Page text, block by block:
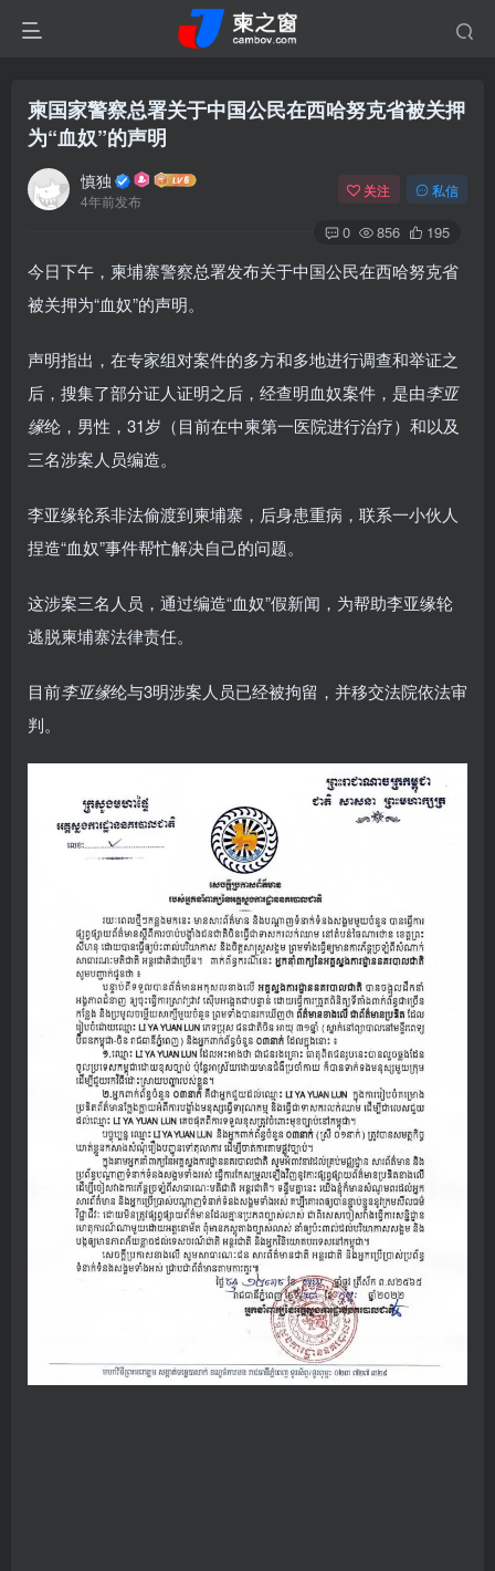
柬国家警察总署关于中国公民在西哈努克省被关押
为“血奴”的声明
慎独
4年前发布
关注 私信
0 856 195
今日下午，柬埔寨警察总署发布关于中国公民在西哈努克省
被关押为“血奴”的声明。
声明指出，在专家组对案件的多方和多地进行调查和举证之
后，搜集了部分证人证明之后，经查明血奴案件，是由李亚
缘纶，男性，31岁（目前在中柬第一医院进行治疗）和以及
三名涉案人员编造。
李亚缘轮系非法偷渡到柬埔寨，后身患重病，联系一小伙人
捏造“血奴”事件帮忙解决自己的问题。
这涉案三名人员，通过编造“血奴”假新闻，为帮助李亚缘轮
逃脱柬埔寨法律责任。
目前李亚缘纶与3明涉案人员已经被拘留，并移交法院依法审
判。